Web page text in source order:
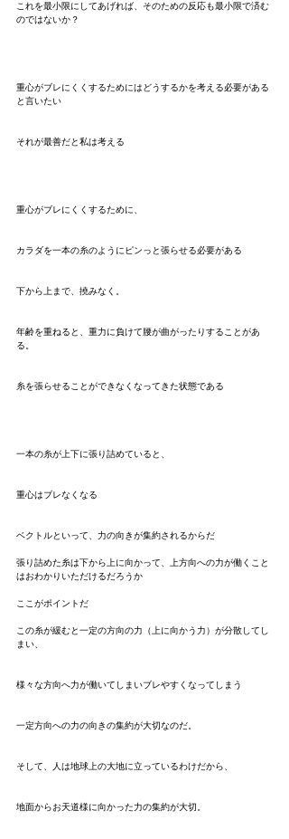
これを最小限にしてあげれば、そのための反応も最小限で済む
のではないか？
重心がブレにくくするためにはどうするかを考える必要がある
と言いたい
それが最善だと私は考える
重心がブレにくくするために、
カラダを一本の糸のようにピンっと張らせる必要がある
下から上まで、撓みなく。
年齢を重ねると、重力に負けて腰が曲がったりすることがあ
る。
糸を張らせることができなくなってきた状態である
一本の糸が上下に張り詰めていると、
重心はブレなくなる
ベクトルといって、力の向きが集約されるからだ
張り詰めた糸は下から上に向かって、上方向への力が働くこと
はおわかりいただけるだろうか
ここがポイントだ
この糸が緩むと一定の方向の力（上に向かう力）が分散してし
まい、
様々な方向へ力が働いてしまいブレやすくなってしまう
一定方向への力の向きの集約が大切なのだ。
そして、人は地球上の大地に立っているわけだから、
地面からお天道様に向かった力の集約が大切。